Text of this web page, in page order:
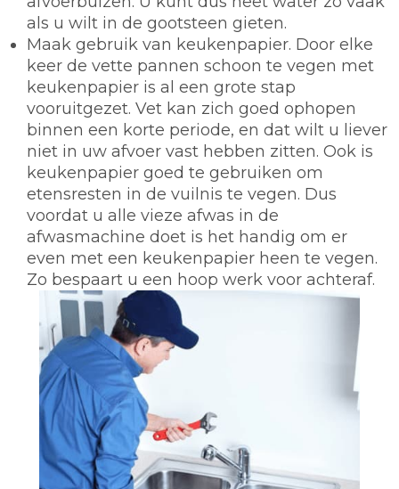
als u wilt in de gootsteen gieten.
Maak gebruik van keukenpapier. Door elke
keer de vette pannen schoon te vegen met
keukenpapier is al een grote stap
vooruitgezet. Vet kan zich goed ophopen
binnen een korte periode, en dat wilt u liever
niet in uw afvoer vast hebben zitten. Ook is
keukenpapier goed te gebruiken om
etensresten in de vuilnis te vegen. Dus
voordat u alle vieze afwas in de
afwasmachine doet is het handig om er
even met een keukenpapier heen te vegen.
Zo bespaart u een hoop werk voor achteraf.